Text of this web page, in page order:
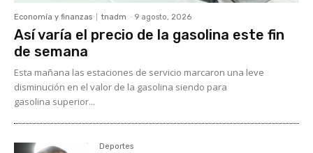
Economía y finanzas tnadm - 9 agosto, 2026
Así varía el precio de la gasolina este fin
de semana
Esta mañana las estaciones de servicio marcaron una leve
disminución en el valor de la gasolina siendo para
gasolina superior...
Deportes